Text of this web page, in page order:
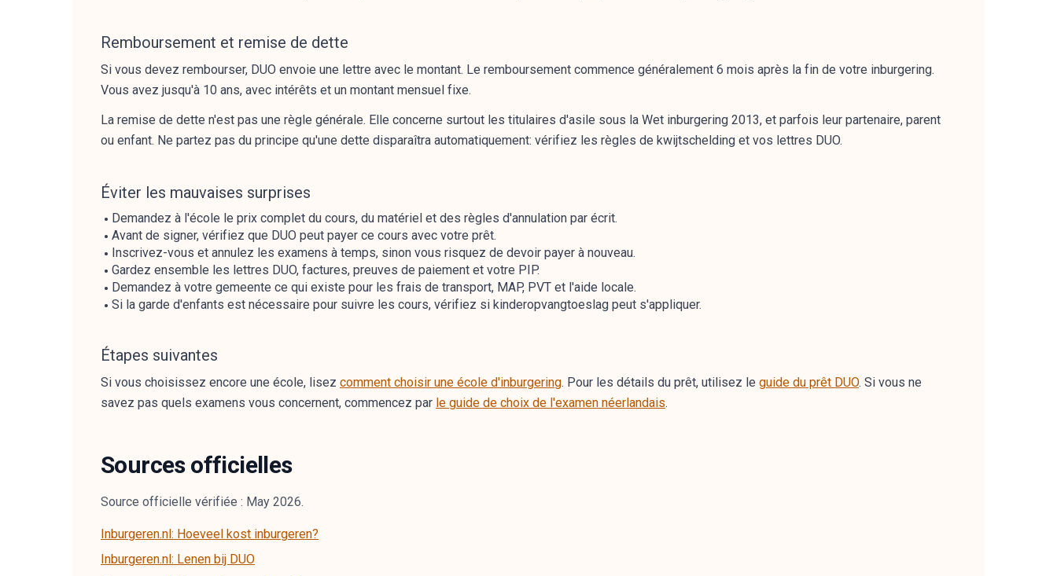
Remboursement et remise de dette
Si vous devez rembourser, DUO envoie une lettre avec le montant. Le remboursement commence généralement 6 mois après la fin de votre inburgering.
Vous avez jusqu'à 10 ans, avec intérêts et un montant mensuel fixe.
La remise de dette n'est pas une règle générale. Elle concerne surtout les titulaires d'asile sous la Wet inburgering 2013, et parfois leur partenaire, parent
ou enfant. Ne partez pas du principe qu'une dette disparaîtra automatiquement: vérifiez les règles de kwijtschelding et vos lettres DUO.
Éviter les mauvaises surprises
Demandez à l'école le prix complet du cours, du matériel et des règles d'annulation par écrit.
Avant de signer, vérifiez que DUO peut payer ce cours avec votre prêt.
Inscrivez-vous et annulez les examens à temps, sinon vous risquez de devoir payer à nouveau.
Gardez ensemble les lettres DUO, factures, preuves de paiement et votre PIP.
Demandez à votre gemeente ce qui existe pour les frais de transport, MAP, PVT et l'aide locale.
Si la garde d'enfants est nécessaire pour suivre les cours, vérifiez si kinderopvangtoeslag peut s'appliquer.
Étapes suivantes
Si vous choisissez encore une école, lisez comment choisir une école d'inburgering. Pour les détails du prêt, utilisez le guide du prêt DUO. Si vous ne
savez pas quels examens vous concernent, commencez par le guide de choix de l'examen néerlandais.
Sources officielles
Source officielle vérifiée : May 2026.
Inburgeren.nl: Hoeveel kost inburgeren?
Inburgeren.nl: Lenen bij DUO